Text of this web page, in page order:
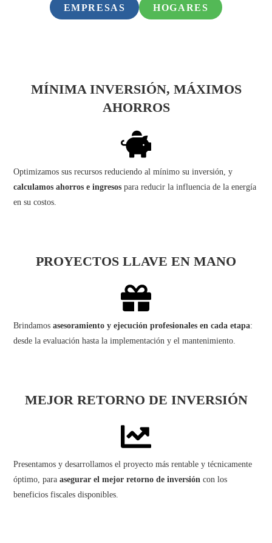
EMPRESAS HOGARES
MÍNIMA INVERSIÓN, MÁXIMOS
AHORROS
Optimizamos sus recursos reduciendo al mínimo su inversión, y
calculamos ahorros e ingresos para reducir la influencia de la energía
en su costos.
PROYECTOS LLAVE EN MANO
Brindamosasesoramiento y ejecución profesionales en cada etapa:
desde la evaluación hasta la implementación y el mantenimiento.
MEJOR RETORNO DE INVERSIÓN
Presentamos y desarrollamos el proyecto más rentable y técnicamente
óptimo, paraasegurar el mejor retorno de inversión con los
beneficios fiscales disponibles.